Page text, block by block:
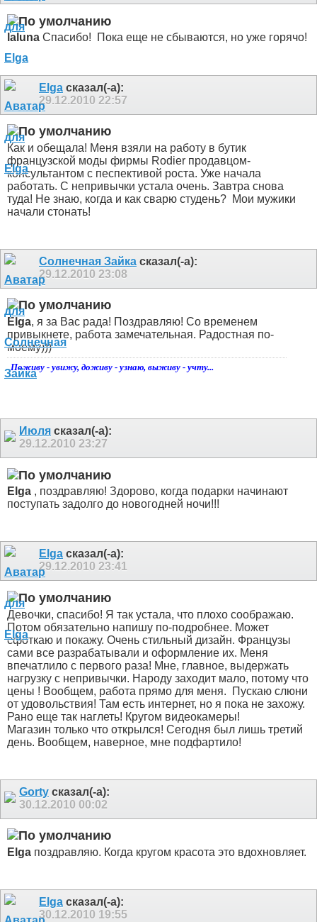
laluna Спасибо! Пока еще не сбываются, но уже горячо!
Elga сказал(-а):
29.12.2010 22:57
Как и обещала! Меня взяли на работу в бутик
французской моды фирмы Rodier продавцом-
консультантом с песпективой роста. Уже начала
работать. С непривычки устала очень. Завтра снова
туда! Не знаю, когда и как сварю студень? Мои мужики
начали стонать!
Солнечная Зайка сказал(-а):
29.12.2010 23:08
Elga, я за Вас рада! Поздравляю! Со временем
привыкнете, работа замечательная. Радостная по-
моему)))
Поживу - увижу, доживу - узнаю, выживу - учту...
Июля сказал(-а):
29.12.2010 23:27
Elga , поздравляю! Здорово, когда подарки начинают
поступать задолго до новогодней ночи!!!
Elga сказал(-а):
29.12.2010 23:41
Девочки, спасибо! Я так устала, что плохо соображаю.
Потом обязательно напишу по-подробнее. Может
сфоткаю и покажу. Очень стильный дизайн. Французы
сами все разрабатывали и оформление их. Меня
впечатлило с первого раза! Мне, главное, выдержать
нагрузку с непривычки. Народу заходит мало, потому что
цены ! Вообщем, работа прямо для меня.
Пускаю слюни
от удовольствия! Там есть интернет, но я пока не захожу.
Рано еще так наглеть! Кругом видеокамеры!
Магазин только что открылся! Сегодня был лишь третий
день. Вообщем, наверное, мне подфартило!
Gorty сказал(-а):
30.12.2010 00:02
Elga поздравляю. Когда кругом красота это вдохновляет.
Elga сказал(-а):
30.12.2010 19:55